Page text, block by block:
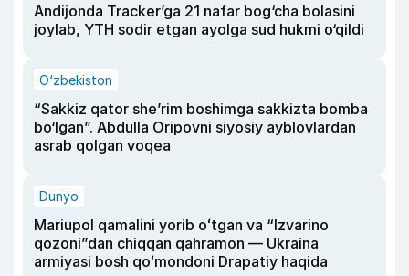
Andijonda Tracker’ga 21 nafar bog‘cha bolasini
joylab, YTH sodir etgan ayolga sud hukmi o‘qildi
O‘zbekiston
“Sakkiz qator she’rim boshimga sakkizta bomba
bo‘lgan”. Abdulla Oripovni siyosiy ayblovlardan
asrab qolgan voqea
Dunyo
Mariupol qamalini yorib oʻtgan va “Izvarino
qozoni”dan chiqqan qahramon — Ukraina
armiyasi bosh qoʻmondoni Drapatiy haqida